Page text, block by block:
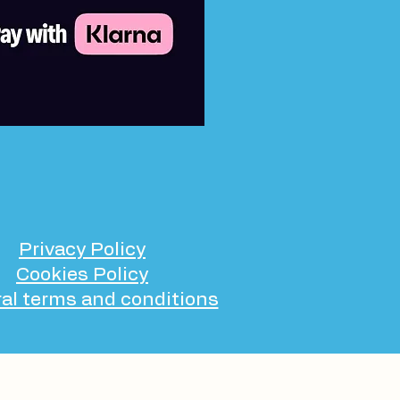
Privacy Policy
Cookies Policy
terms and conditions